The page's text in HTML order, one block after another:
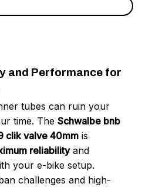
and Performance for
tubes can ruin your
time. The Schwalbe bnb
clik valve 40mm is
reliabilityand
your e-bike setup.
challenges and high-